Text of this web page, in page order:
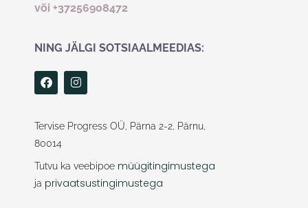
või +37256908472
NING JÄLGI SOTSIAALMEEDIAS:
F
a
c
b
o
o
I
n
s
a
g
m
Tervise Progress OÜ, Pärna 2-2, Pärnu,
80014
Tutvu ka veebipoe müügitingimustega
ja privaatsustingimustega